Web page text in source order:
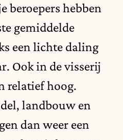
beroepers hebben
gemiddelde
een lichte daling
Ook in de visserij
relatief hoog.
landbouw en
dan weer een